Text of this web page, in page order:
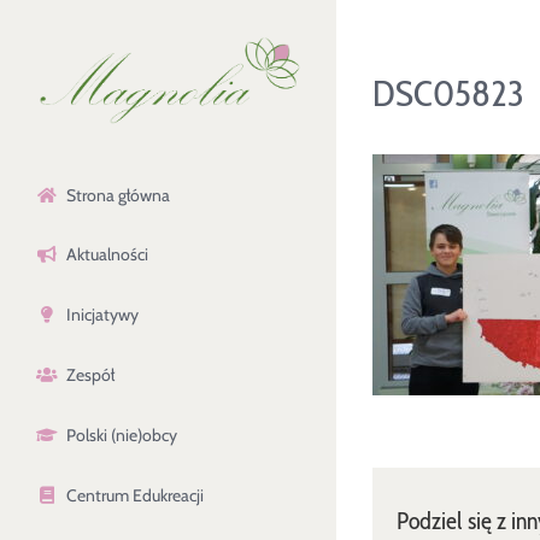
Strona główna
Aktualności
Inicjatywy
Zespół
Polski (nie)obcy
Centrum Edukreacji
DSC05823
Podziel się z